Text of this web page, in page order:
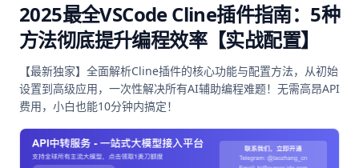
2025最全VSCode Cline插件指南：5种
方法彻底提升编程效率【实战配置】
【最新独家】全面解析Cline插件的核心功能与配置方法，从初始
设置到高级应用，一次性解决所有AI辅助编程难题！无需高昂API
费用，小白也能10分钟内搞定！